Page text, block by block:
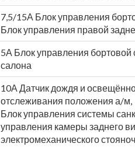
7,5/15А Блок управления
Блок управления правой
5А Блок управления бортовой
салона
10А Датчик дождя и
отслеживания положения а/м,
Блок управления системы
управления камеры заднего
электромеханического